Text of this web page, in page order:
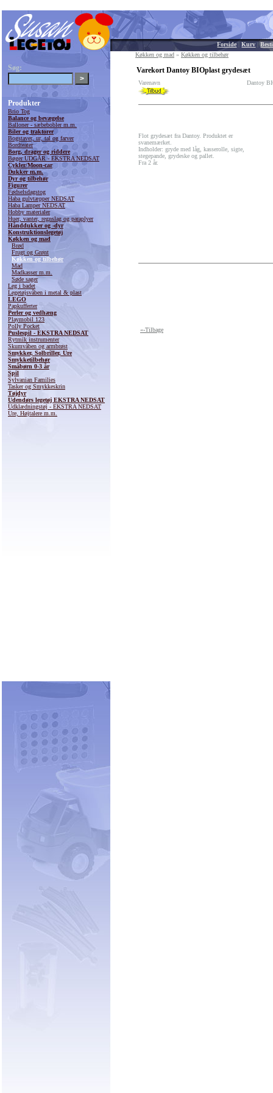
Forside|Kurv |
Søg:
Produkter
Brio Tog
Balance og bevægelse
Balloner - sæbebobler m.m.
Biler og traktorer
Bogstaver, ur, tal og farver
Bordteater
Borg, drager og riddere
Bøger UDGÅR - EKSTRA NEDSAT
Cykler/Moon-car
Dukker m.m.
Dyr og tilbehør
Figurer
Fødselsdagstog
Haba gulvtæpper NEDSAT
Haba Lamper NEDSAT
Hobby materialer
Huer, vanter, regnslag og paraplyer
Hånddukker og -dyr
Konstruktionslegetøj
Køkken og mad
Brød
Frugt og Grønt
Køkken og tilbehør
Mad
Madkasser m.m.
Søde sager
Leg i badet
Legetøjsvåben i metal & plast
LEGO
Papkufferter
Perler og vedhæng
Playmobil 123
Polly Pocket
Puslespil - EKSTRA NEDSAT
Rytmik instrumenter
Skumvåben og armbrøst
Smykker, Solbriller, Ure
Smykketilbehør
Småbørn 0-3 år
Spil
Sylvanian Families
Tasker og Smykkeskrin
Tøjdyr
Udendørs legetøj EKSTRA NEDSAT
Udklædningstøj - EKSTRA NEDSAT
Ure, Højtalere m.m.
Køkken og mad » Køkken og tilbehør
Varekort Dantoy BIOplast grydesæt
Varenavn Dantoy
Flot grydesæt fra Dantoy. Produktet er
svanemærket.
Indholder: gryde med låg, kasserolle, sigte,
stegepande, grydeske og pallet.
Fra 2 år.
«-Tilbage